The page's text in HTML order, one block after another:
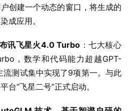
创建一个动态的窗口，将生成的
成应用。
讯飞星火4.0 Turbo ：七大核心
，数学和代码能力超越GPT-
流测试集中实现了9项第一。与此
台“飞星二号”正式启动。